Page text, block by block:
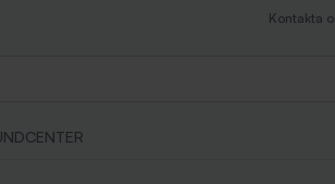
Kontakta